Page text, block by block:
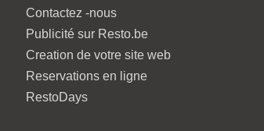
Contactez -nous
Publicité sur Resto.be
Creation de votre site web
Reservations en ligne
RestoDays